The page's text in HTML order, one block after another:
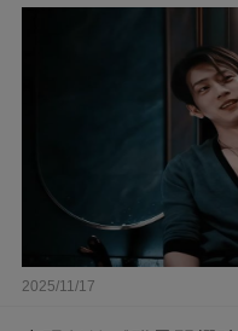
2025/11/17